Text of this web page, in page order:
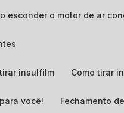
esconder o motor de ar
tirar insulfilm Como tirar
você! Fechamento